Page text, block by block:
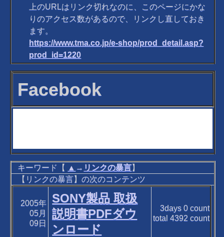
上のURLはリンク切れなのに、このページにかな
りのアクセス数があるので、リンクし直しておき
ます。
https://www.tma.co.jp/e-shop/prod_detail.asp?
prod_id=1220
Facebook
キーワード【 ▲ → リンクの暴言】
【リンクの暴言】の次のコンテンツ
2005年
05月
09日
SONY製品 取扱
説明書PDFダウ
ンロード
3days 0count
total 4392 count